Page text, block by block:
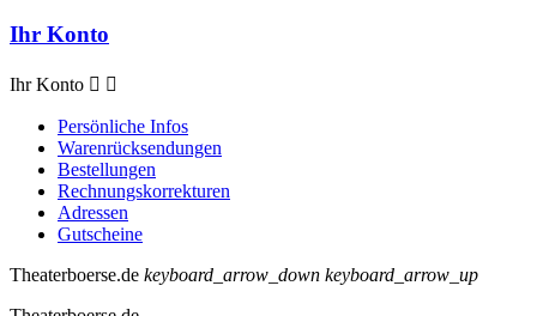
Ihr Konto
Ihr Konto  
Persönliche Infos
Warenrücksendungen
Bestellungen
Rechnungskorrekturen
Adressen
Gutscheine
Theaterboerse.de keyboard_arrow_down keyboard_arrow_up